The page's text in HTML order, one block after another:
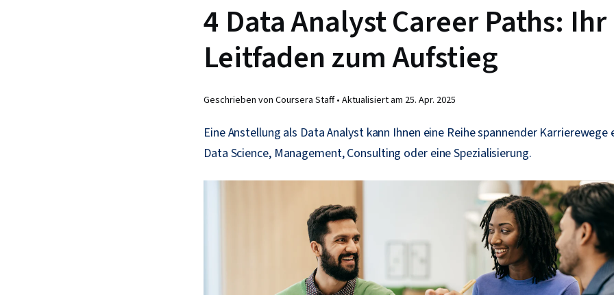
4 Data Analyst Career Paths: Ihr
Leitfaden zum Aufstieg
Geschrieben von Coursera Staff • Aktualisiert am 25. Apr. 2025
Eine Anstellung als Data Analyst kann Ihnen eine Reihe spannender
Data Science, Management, Consulting oder eine Spezialisierung.